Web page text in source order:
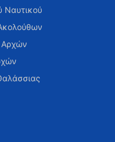
Ναυτικού
Αρχών